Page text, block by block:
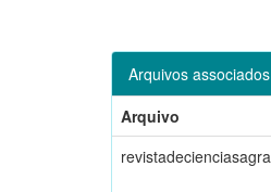
Arquivos
Arquivo